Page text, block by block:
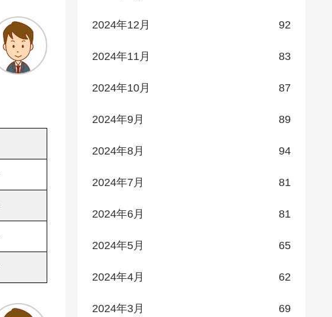
2024年12月 92
2024年11月 83
2024年10月 87
2024年9月 89
2024年8月 94
2024年7月 81
2024年6月 81
2024年5月 65
2024年4月 62
2024年3月 69